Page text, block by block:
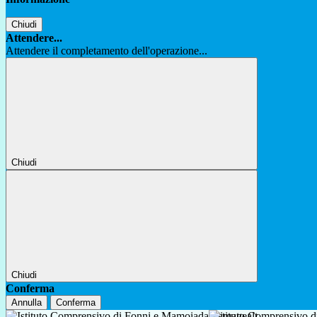
Chiudi
Attendere...
Attendere il completamento dell'operazione...
Chiudi
Chiudi
Conferma
Annulla Conferma